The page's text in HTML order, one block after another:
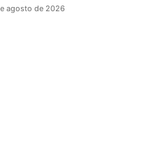
agosto de 2026